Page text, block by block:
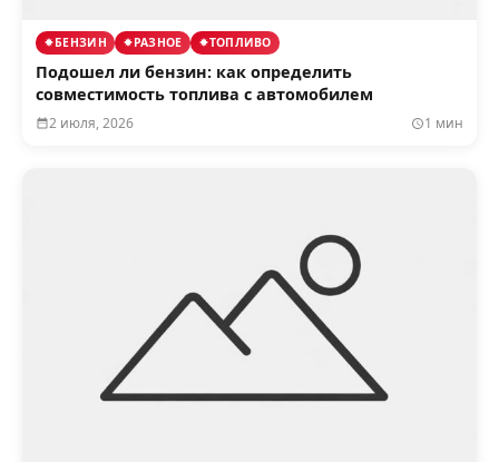
БЕНЗИН РАЗНОЕ ТОПЛИВО
Подошел ли бензин: как определить
совместимость топлива с автомобилем
2 июля, 2026 1 мин